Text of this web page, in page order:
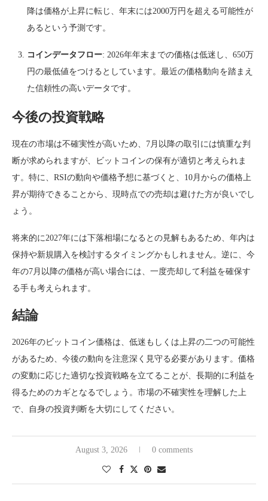
降は価格が上昇に転じ、年末には2000万円を超える可能性が
あるという予測です。
コインデータフロー: 2026年年末までの価格は低迷し、650万
円の最低値をつけるとしています。最近の価格動向を踏まえ
た信頼性の高いデータです。
今後の投資戦略
現在の市場は不確実性が高いため、7月以降の取引には慎重な判
断が求められますが、ビットコインの保有が適切と考えられま
す。特に、RSIの動向や価格予想に基づくと、10月からの価格上
昇が期待できることから、現時点での売却は避けた方が良いでし
ょう。
将来的に2027年には下落相場になるとの見解もあるため、年内は
保持や新規購入を検討するタイミングかもしれません。逆に、今
年の7月以降の価格が高い場合には、一度売却して利益を確保す
る手も考えられます。
結論
2026年のビットコイン価格は、低迷もしくは上昇の二つの可能性
があるため、今後の動向を注意深く見守る必要があります。価格
の変動に応じた適切な投資戦略を立てることが、長期的に利益を
得るためのカギとなるでしょう。市場の不確実性を理解した上
で、自身の投資判断を大切にしてください。
August 3, 2026 0 comments